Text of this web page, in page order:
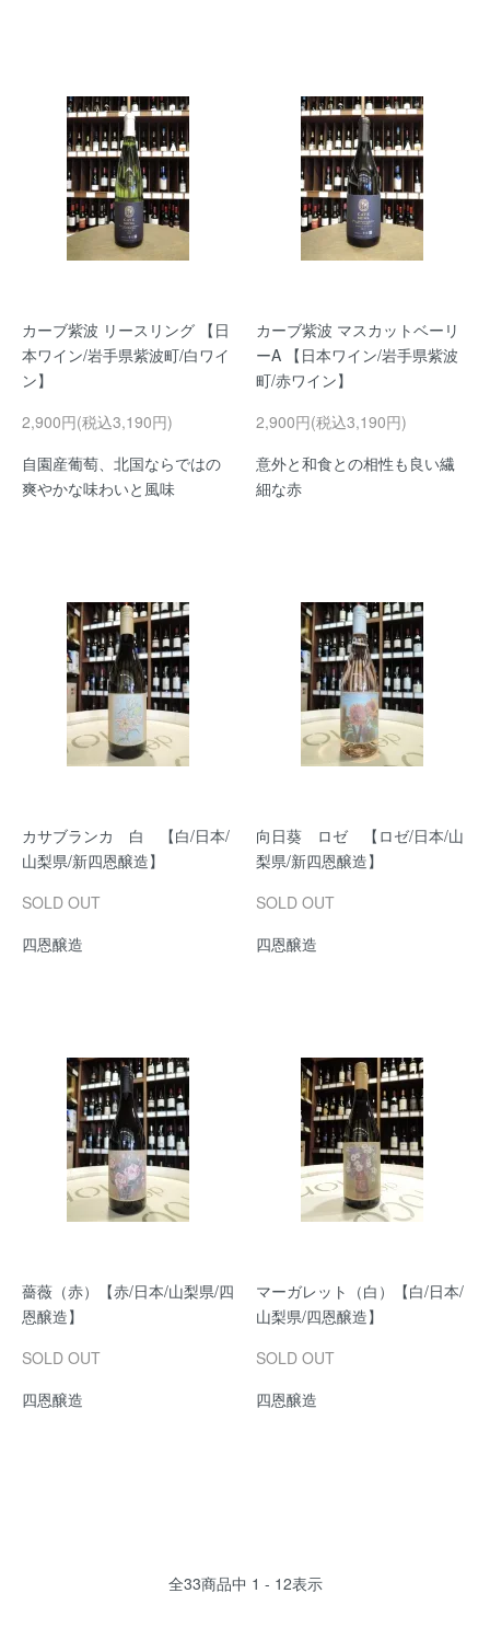
カーブ紫波 リースリング 【日
本ワイン/岩手県紫波町/白ワイ
ン】
2,900円(税込3,190円)
自園産葡萄、北国ならではの
爽やかな味わいと風味
カーブ紫波 マスカットベーリ
ーA 【日本ワイン/岩手県紫波
町/赤ワイン】
2,900円(税込3,190円)
意外と和食との相性も良い繊
細な赤
カサブランカ 白 【白/日本/
山梨県/新四恩醸造】
SOLD OUT
四恩醸造
向日葵 ロゼ 【ロゼ/日本/山
梨県/新四恩醸造】
SOLD OUT
四恩醸造
薔薇（赤）【赤/日本/山梨県/四
恩醸造】
SOLD OUT
四恩醸造
マーガレット（白）【白/日本/
山梨県/四恩醸造】
SOLD OUT
四恩醸造
全33商品中 1 - 12表示